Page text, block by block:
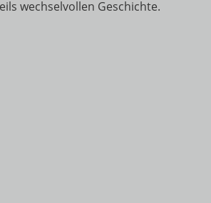
wechselvollen Geschichte.